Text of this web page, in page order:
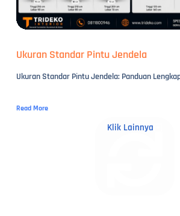
Ukuran Standar Pintu Jendela
Ukuran Standar Pintu Jendela: Panduan
Read More
Klik Lainnya